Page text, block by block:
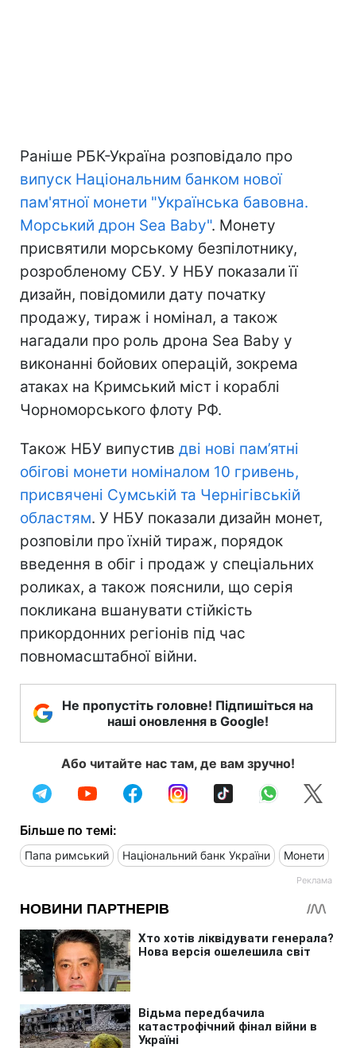
Раніше РБК-Україна розповідало про
випуск Національним банком нової
пам'ятної монети "Українська бавовна.
Морський дрон Sea Baby". Монету
присвятили морському безпілотнику,
розробленому СБУ. У НБУ показали її
дизайн, повідомили дату початку
продажу, тираж і номінал, а також
нагадали про роль дрона Sea Baby у
виконанні бойових операцій, зокрема
атаках на Кримський міст і кораблі
Чорноморського флоту РФ.
Також НБУ випустив дві нові пам’ятні
обігові монети номіналом 10 гривень,
присвячені Сумській та Чернігівській
областям. У НБУ показали дизайн монет,
розповіли про їхній тираж, порядок
введення в обіг і продаж у спеціальних
роликах, а також пояснили, що серія
покликана вшанувати стійкість
прикордонних регіонів під час
повномасштабної війни.
Не пропустіть головне! Підпишіться на
наші оновлення в Google!
Або читайте нас там, де вам зручно!
Більше по темі:
Папа римський Національний банк України Монети